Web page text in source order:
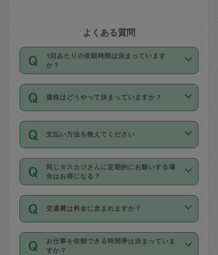
よくある質問
1回あたりの依頼時間は決まっています
か？
依頼1回につき3時間固定です。3時間を
超えて依頼したい場合は、延長機能をご
利用ください。機能をご利用いただくに
の上事前申請することが必要です。な
お、3時間を下回っても、値引き等はござ
いません。
価格はどうやって決まっていますか？
11種類の価格帯の中からタスカジさん自
身が価格を選んで設定しています。
タスカジさんの価格設定には最初は制限
があり、レビュー件数、レビューの平均
値、などで除々に設定可能な最高額が上
がっていく仕組みになっています。
支払い方法を教えてください
お支払方法はクレジットカード（Visa／
Master／JCB／AMERICAN EXPRESS／
Diners Club）のみとなります。
を行う際にご入力ください。プロフィー
ル登録時にはご入力いただかなくても大
丈夫です。
デビットカード・プリペイドカード（Vプ
同じタスカジさんに定期的にお願いする場
合はお得になる？
依頼には「スポット」と「定期（毎週｜
隔週）」があり、「定期」の依頼は「ス
ポット」よりお得な料金でご利用できま
す。
定期の最低利用回数は設けていない代わ
交通費は料金に含まれますか？
交通費は依頼料金とは別途発生し、依頼
料金のご請求と合わせてお支払いとなり
お仕事を依頼できる時間帯は決まっていま
すか？